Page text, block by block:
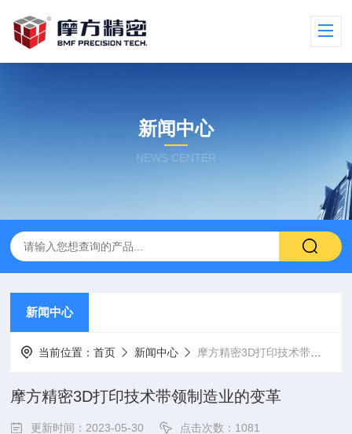
新闻中心
NEWS CENTER
新闻中心
当前位置：首页 新闻中心 摩方精密3D打印技术带领制造业的变革
摩方精密3D打印技术带领制造业的变革
更新时间：2023-05-30 点击次数：1081